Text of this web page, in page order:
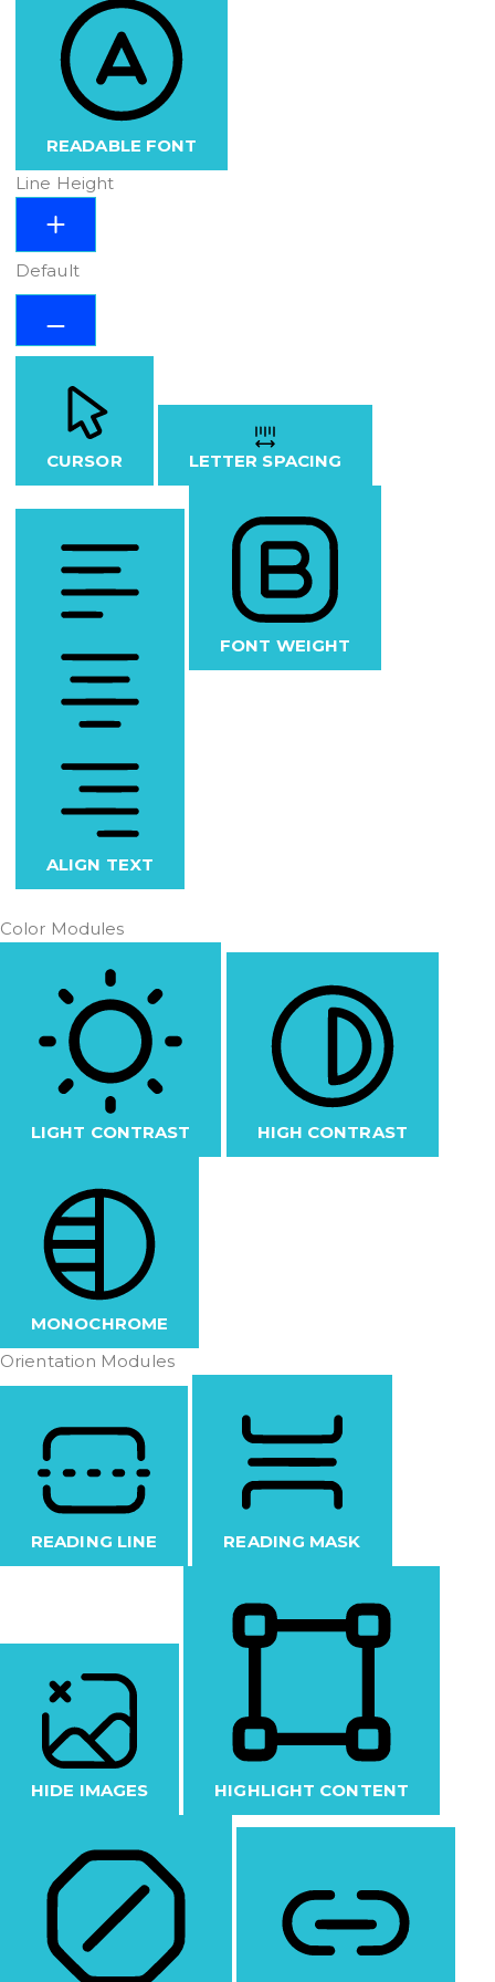
READABLE FONT
Line Height
Default
CURSOR LETTER SPACING
ALIGN TEXT
FONT WEIGHT
Color Modules
LIGHT CONTRAST HIGH CONTRAST
MONOCHROME
Orientation Modules
READING LINE READING MASK
HIDE IMAGES HIGHLIGHT CONTENT